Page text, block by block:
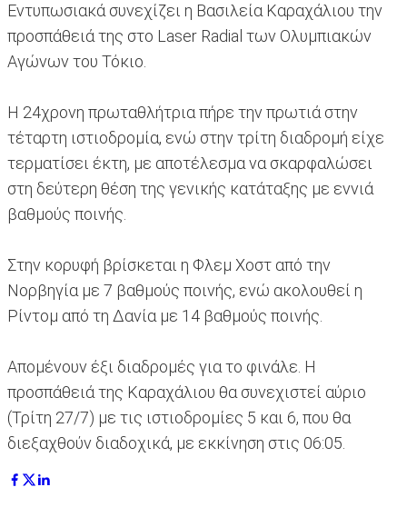
Εντυπωσιακά συνεχίζει η Βασιλεία Καραχάλιου την
προσπάθειά της στο Laser Radial των Ολυμπιακών
Αγώνων του Τόκιο.
Η 24χρονη πρωταθλήτρια πήρε την πρωτιά στην
τέταρτη ιστιοδρομία, ενώ στην τρίτη διαδρομή είχε
τερματίσει έκτη, με αποτέλεσμα να σκαρφαλώσει
στη δεύτερη θέση της γενικής κατάταξης με εννιά
βαθμούς ποινής.
Στην κορυφή βρίσκεται η Φλεμ Χοστ από την
Νορβηγία με 7 βαθμούς ποινής, ενώ ακολουθεί η
Ρίντομ από τη Δανία με 14 βαθμούς ποινής.
Απομένουν έξι διαδρομές για το φινάλε. Η
προσπάθειά της Καραχάλιου θα συνεχιστεί αύριο
(Τρίτη 27/7) με τις ιστιοδρομίες 5 και 6, που θα
διεξαχθούν διαδοχικά, με εκκίνηση στις 06:05.